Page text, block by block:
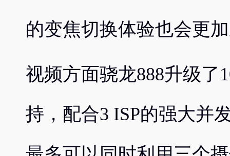
的变焦切换体验也会更
视频方面骁龙888升级了
持，配合3 ISP的强大并